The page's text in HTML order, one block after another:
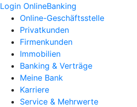
Login OnlineBanking
Online-Geschäftsstelle
Privatkunden
Firmenkunden
Immobilien
Banking & Verträge
Meine Bank
Karriere
Service & Mehrwerte